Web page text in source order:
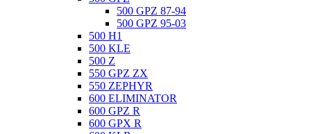
500 GPZ 87-94
500 GPZ 95-03
500 H1
500 KLE
500 Z
550 GPZ ZX
550 ZEPHYR
600 ELIMINATOR
600 GPZ R
600 GPX R